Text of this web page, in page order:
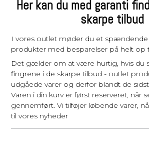
Her kan du med garanti
skarpe tilbud
I vores outlet møder du et spændende
produkter med besparelser på helt op
Det gælder om at være hurtig, hvis du
fingrene i de skarpe tilbud - outlet
udgåede varer og derfor blandt de
Varen i din kurv er først reserveret, når
gennemført. Vi tilføjer løbende varer,
til vores nyheder